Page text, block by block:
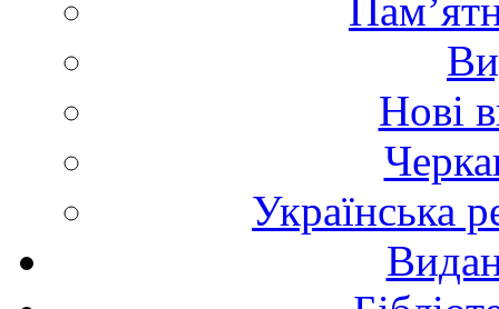
Нові
Українська